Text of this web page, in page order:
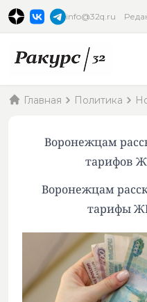
info@32q.ru
Главная Политика
Воронежцам
тарифов
Воронежцам
тарифы